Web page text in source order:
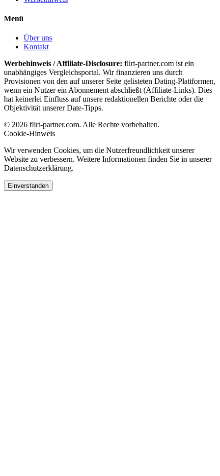
Menü
Über uns
Kontakt
Werbehinweis / Affiliate-Disclosure: flirt-partner.com ist ein
unabhängiges Vergleichsportal. Wir finanzieren uns durch
Provisionen von den auf unserer Seite gelisteten Dating-Plattformen,
wenn ein Nutzer ein Abonnement abschließt (Affiliate-Links). Dies
hat keinerlei Einfluss auf unsere redaktionellen Berichte oder die
Objektivität unserer Date-Tipps.
© 2026 flirt-partner.com. Alle Rechte vorbehalten.
Cookie-Hinweis
Wir verwenden Cookies, um die Nutzerfreundlichkeit unserer
Website zu verbessern. Weitere Informationen finden Sie in unserer
Datenschutzerklärung.
Einverstanden